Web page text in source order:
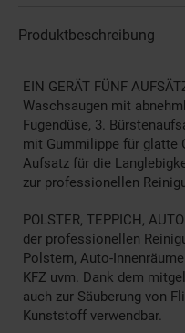
Produktbeschreibung
EIN GERÄT FÜNF
Waschsaugen mit
Fugendüse, 3.
mit Gummilippe für glatte
Aufsatz für die
zur professionellen
POLSTER, TEPPICH,
der professionellen
Polstern, Auto-
KFZ uvm. Dank dem
auch zur Säuberung von
Kunststoff verwendbar.